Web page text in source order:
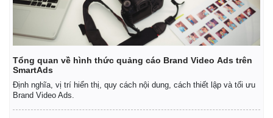
Thế giới
Cuộc sống đó đây
Multimedia
Video
Ảnh
Infographic
Tổng quan về hình thức quảng cáo Brand Video Ads trên
SmartAds
Định nghĩa, vị trí hiển thị, quy cách nội dung, cách thiết lập và tối ưu
Brand Video Ads.